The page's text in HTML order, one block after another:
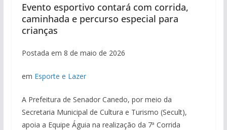
Evento esportivo contará com corrida,
caminhada e percurso especial para
crianças
Postada em 8 de maio de 2026
em Esporte e Lazer
A Prefeitura de Senador Canedo, por meio da
Secretaria Municipal de Cultura e Turismo (Secult),
apoia a Equipe Águia na realização da 7ª Corrida